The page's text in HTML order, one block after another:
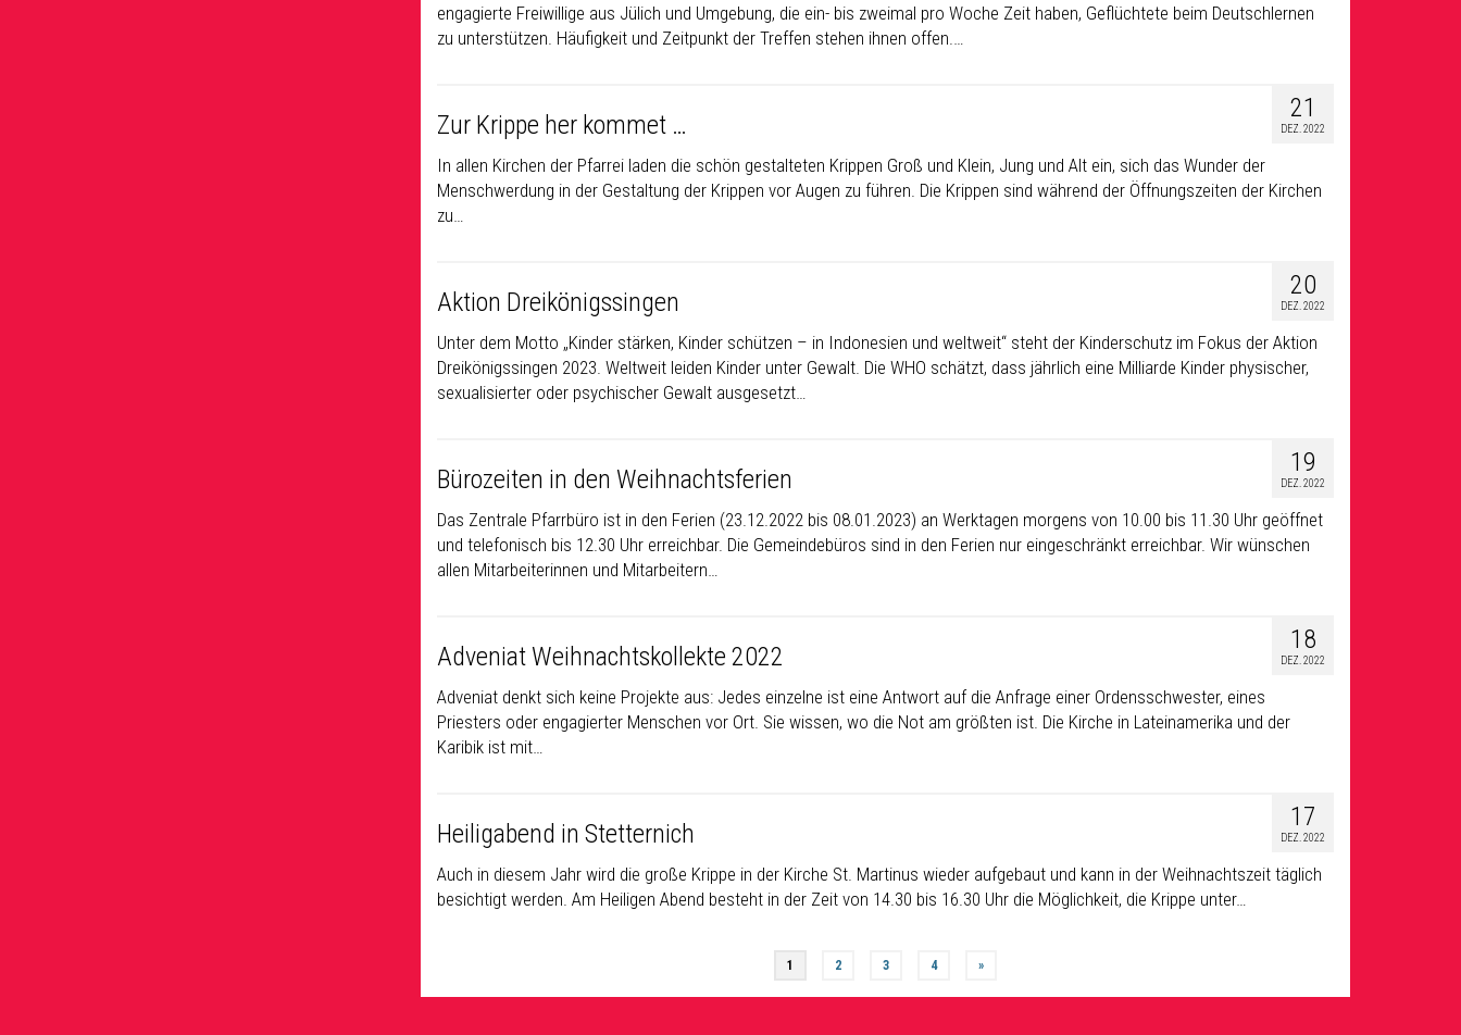
engagierte Freiwillige aus Jülich und Umgebung, die ein- bis zweimal pro Woche Zeit haben, Geflüchtete beim Deutschlernen
zu unterstützen. Häufigkeit und Zeitpunkt der Treffen stehen ihnen offen.…
21
DEZ. 2022
Zur Krippe her kommet …
In allen Kirchen der Pfarrei laden die schön gestalteten Krippen Groß und Klein, Jung und Alt ein, sich das Wunder der
Menschwerdung in der Gestaltung der Krippen vor Augen zu führen. Die Krippen sind während der Öffnungszeiten der Kirchen
zu…
20
DEZ. 2022
Aktion Dreikönigssingen
Unter dem Motto „Kinder stärken, Kinder schützen – in Indonesien und weltweit“ steht der Kinderschutz im Fokus der Aktion
Dreikönigssingen 2023. Weltweit leiden Kinder unter Gewalt. Die WHO schätzt, dass jährlich eine Milliarde Kinder physischer,
sexualisierter oder psychischer Gewalt ausgesetzt…
19
DEZ. 2022
Bürozeiten in den Weihnachtsferien
Das Zentrale Pfarrbüro ist in den Ferien (23.12.2022 bis 08.01.2023) an Werktagen morgens von 10.00 bis 11.30 Uhr geöffnet
und telefonisch bis 12.30 Uhr erreichbar. Die Gemeindebüros sind in den Ferien nur eingeschränkt erreichbar. Wir wünschen
allen Mitarbeiterinnen und Mitarbeitern…
18
DEZ. 2022
Adveniat Weihnachtskollekte 2022
Adveniat denkt sich keine Projekte aus: Jedes einzelne ist eine Antwort auf die Anfrage einer Ordensschwester, eines
Priesters oder engagierter Menschen vor Ort. Sie wissen, wo die Not am größten ist. Die Kirche in Lateinamerika und der
Karibik ist mit…
17
DEZ. 2022
Heiligabend in Stetternich
Auch in diesem Jahr wird die große Krippe in der Kirche St. Martinus wieder aufgebaut und kann in der Weihnachtszeit täglich
besichtigt werden. Am Heiligen Abend besteht in der Zeit von 14.30 bis 16.30 Uhr die Möglichkeit, die Krippe unter…
1 2 3 4 »